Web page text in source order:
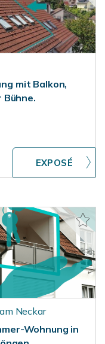
mit Balkon,
Neckar
Wohnung in